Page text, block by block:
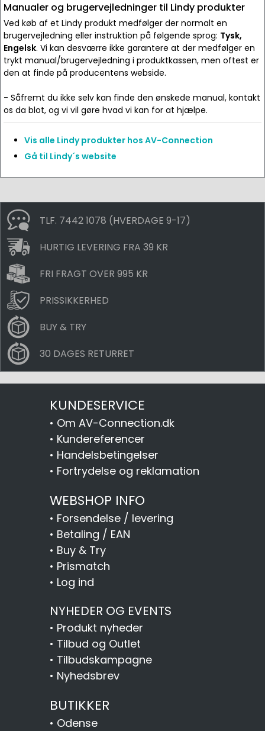
Manualer og brugervejledninger til Lindy produkter
Ved køb af et Lindy produkt medfølger der normalt en
brugervejledning eller instruktion på følgende sprog: Tysk,
Engelsk. Vi kan desværre ikke garantere at der medfølger en
trykt manual/brugervejledning i produktkassen, men oftest er
den at finde på producentens webside.
- Såfremt du ikke selv kan finde den ønskede manual, kontakt
os da blot, og vi vil gøre hvad vi kan for at hjælpe.
Vis alle Lindy produkter hos AV-Connection
Gå til Lindy´s website
TLF. 7442 1078 (HVERDAGE 9-17)
HURTIG LEVERING FRA 39 KR
FRI FRAGT OVER 995 KR
PRISSIKKERHED
BUY & TRY
30 DAGES RETURRET
KUNDESERVICE
• Om AV-Connection.dk
• Kundereferencer
• Handelsbetingelser
• Fortrydelse og reklamation
WEBSHOP INFO
• Forsendelse / levering
• Betaling / EAN
• Buy & Try
• Prismatch
• Log ind
NYHEDER OG EVENTS
• Produkt nyheder
• Tilbud og Outlet
• Tilbudskampagne
• Nyhedsbrev
BUTIKKER
• Odense